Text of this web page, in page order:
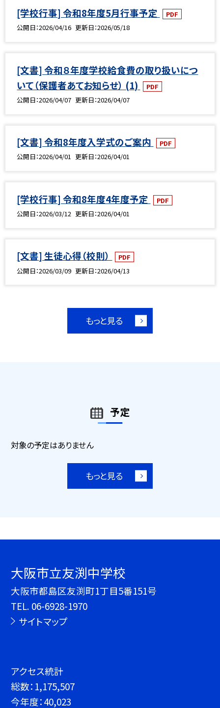
[学校行事] 令和8年度5月行事予定
PDF
公開日 2026/04/16 更新日 2026/05/18
[文書] 令和８年度学校給食費の取り扱いにつ
いて（保護者あてお知らせ） (1)
PDF
公開日 2026/04/07 更新日 2026/04/07
[文書] 令和8年度入学式のご案内
PDF
公開日 2026/04/01 更新日 2026/04/01
[学校行事] 令和8年度4年度予定
PDF
公開日 2026/03/12 更新日 2026/04/01
[文書] 生徒心得（校則）
PDF
公開日 2026/03/09 更新日 2026/04/13
もっと見る
予定
対象の予定はありません
もっと見る
大阪市立友渕中学校
大阪市都島区友渕町1丁目5番151号
TEL. 06-6928-1970
サイトマップ
アクセス統計
総数： 1,175,507
今年度：40,023